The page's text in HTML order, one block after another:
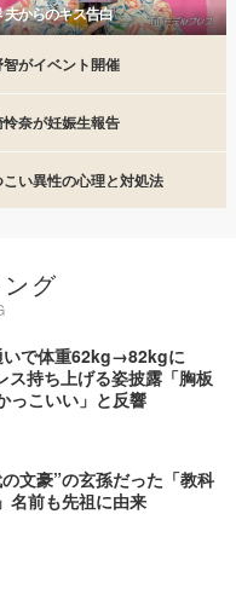
夫からのキス告白
がイベント開催
怜奈が妊娠生報告
こい異性の心理と対処法
グ
いで体重62kg→82kgに
ス持ち上げる姿披露「胸板
っこいい」と反響
文豪”の玄孫だった「教科
名前も先祖に由来